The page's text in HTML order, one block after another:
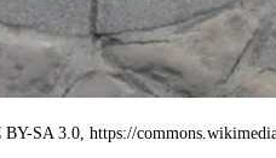
SA 3.0, https://